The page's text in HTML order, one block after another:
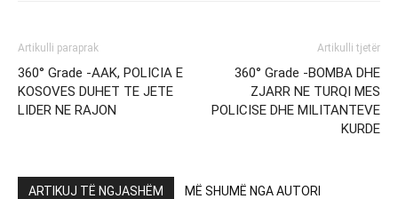
Artikulli paraprak
360° Grade -AAK, POLICIA E
KOSOVES DUHET TE JETE
LIDER NE RAJON
Artikulli tjetër
360° Grade -BOMBA DHE
ZJARR NE TURQI MES
POLICISE DHE MILITANTEVE
KURDE
ARTIKUJ TË NGJASHËM MË SHUMË NGA AUTORI